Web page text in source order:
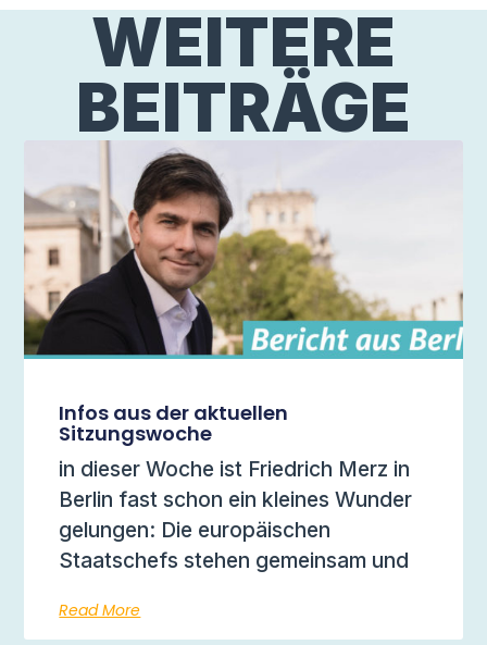
WEITERE
BEITRÄGE
Infos aus der aktuellen
Sitzungswoche
in dieser Woche ist Friedrich Merz in
Berlin fast schon ein kleines Wunder
gelungen: Die europäischen
Staatschefs stehen gemeinsam und
Read More